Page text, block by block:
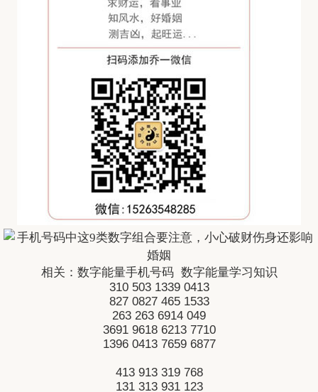
相关： 数字能量手机号码 数字能量学习知识
310 503 1339 0413
827 0827 465 1533
263 263 6914 049
3691 9618 6213 7710
1396 0413 7659 6877
413 913 319 768
131 313 931 123